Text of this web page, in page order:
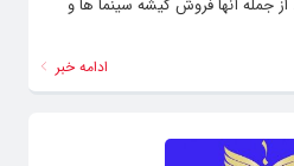
جمله آنها فروش گیشه سینما ها و
ادامه خبر